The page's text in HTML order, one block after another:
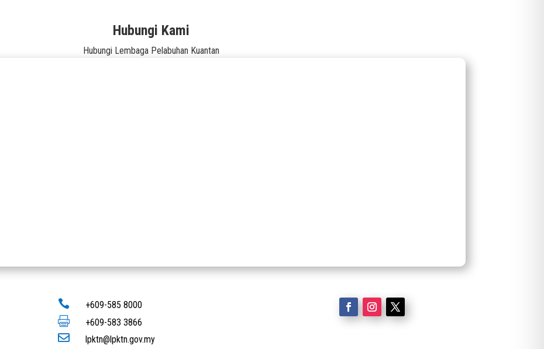
Hubungi Kami
Hubungi Lembaga Pelabuhan Kuantan
 +609-585 8000
 +609-583 3866
 lpktn@lpktn.gov.my